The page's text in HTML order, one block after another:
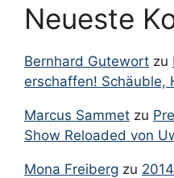
Februar 2013
Januar 2013
Dezember 2012
November 2012
September 2012
August 2012
Neueste
Bernhard Gutewort zu
erschaffen! Schäuble,
Marcus Sammet zu
Show Reloaded von
Mona Freiberg zu 2014